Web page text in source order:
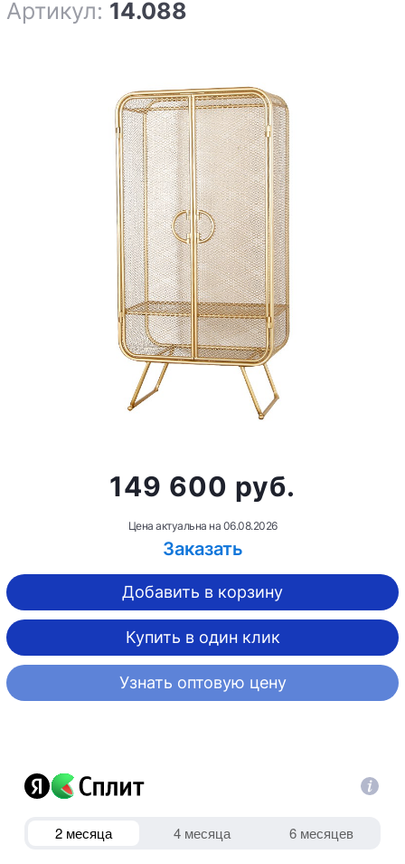
Артикул: 14.088
149 600 руб.
Цена актуальна на 06.08.2026
Заказать
Добавить в корзину
Купить в один клик
Узнать оптовую цену